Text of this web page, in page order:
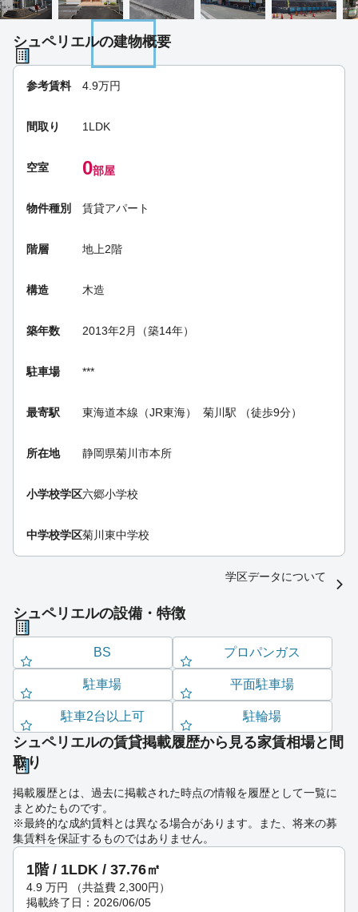
シュペリエルの建物概要
参考賃料 4.9万円
間取り 1LDK
空室 0部屋
物件種別 賃貸アパート
階層 地上2階
構造 木造
築年数 2013年2月（築14年）
駐車場 ***
最寄駅 東海道本線（JR東海） 菊川駅 （徒歩9分）
所在地 静岡県菊川市本所
小学校学区六郷小学校
中学校学区菊川東中学校
学区データについて
シュペリエルの設備・特徴
BS プロパンガス
駐車場 平面駐車場
駐車2台以上可 駐輪場
シュペリエルの賃貸掲載履歴から見る家賃相場と間
取り
掲載履歴とは、過去に掲載された時点の情報を履歴として一覧に
まとめたものです。
※最終的な成約賃料とは異なる場合があります。また、将来の募
集賃料を保証するものではありません。
1階 / 1LDK / 37.76㎡
4.9 万円
（共益費 2,300円）
掲載終了日：2026/06/05